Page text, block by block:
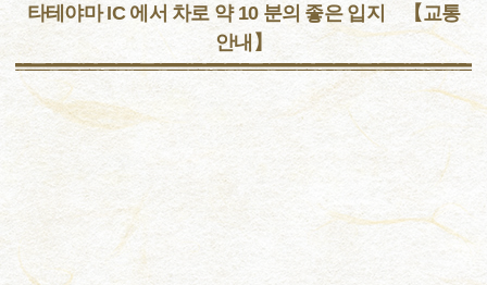
타테야마 IC 에서 차로 약 10 분의 좋은 입지 【교통
안내】